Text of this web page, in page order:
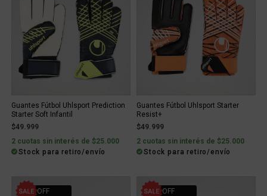
Guantes Fútbol Uhlsport Prediction
Starter Soft Infantil
$49.999
2 cuotas sin interés de $25.000
Stock para retiro/envío
Guantes Fútbol Uhlsport Starter
Resist+
$49.999
2 cuotas sin interés de $25.000
Stock para retiro/envío
10% OFF 10% OFF